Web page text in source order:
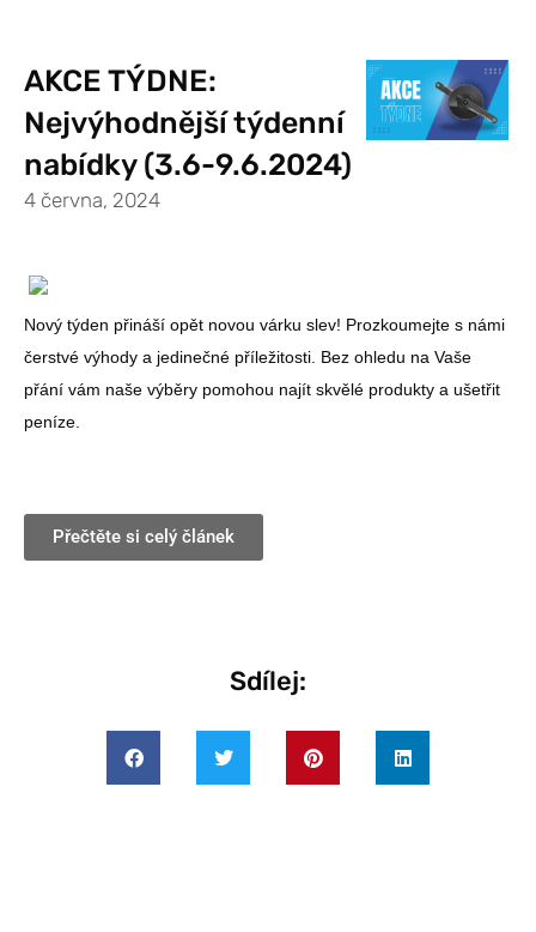
AKCE TÝDNE:
Nejvýhodnější týdenní
nabídky (3.6-9.6.2024)
4 června, 2024
Nový týden přináší opět novou várku slev! Prozkoumejte s námi
čerstvé výhody a jedinečné příležitosti. Bez ohledu na Vaše
přání vám naše výběry pomohou najít skvělé produkty a ušetřit
peníze.
Přečtěte si celý článek
Sdílej: